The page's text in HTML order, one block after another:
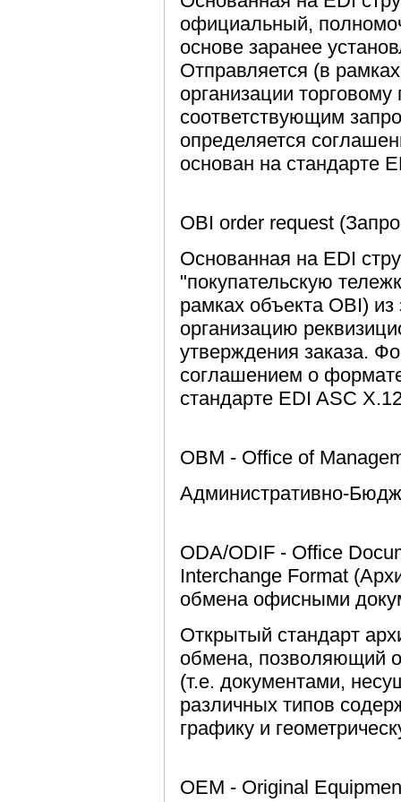
официальный,
основе заранее
Отправляется (в
организации
соответствующим
определяется
основан на стандарте
OBI order request
Основанная на EDI
"покупательскую
рамках объекта OBI) из
организацию
утверждения заказа.
соглашением о
стандарте EDI ASC
OBM - Office of
Административно-
ODA/ODIF - Office
Interchange Format
обмена офисными
Открытый стандарт
обмена, позволяющий
(т.е. документами,
различных типов
графику и
OEM - Original